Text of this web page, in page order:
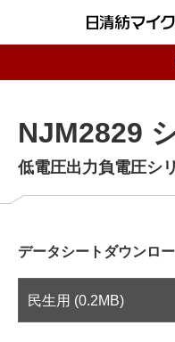
NJM2829
低電圧出力負電圧シ
データシートダウンロ
民生用 (0.2MB)